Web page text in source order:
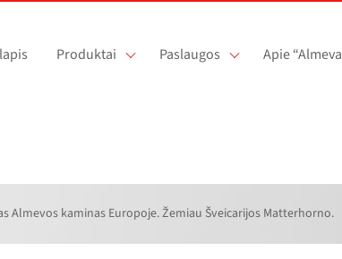
Produktai Paslaugos Apie “Almeva
Almevos kaminas Europoje. Žemiau Šveicarijos Matterhorno.